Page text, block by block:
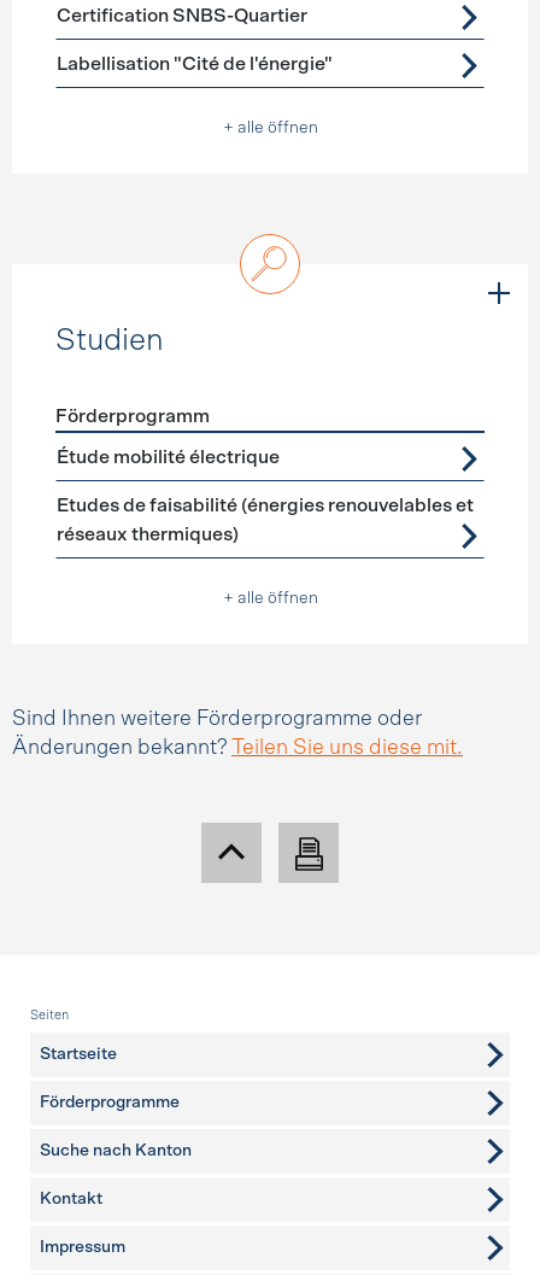
Certification SNBS-Quartier
Labellisation "Cité de l'énergie"
+ alle öffnen
Studien
Förderprogramme Studien
Förderprogramm
Étude mobilité électrique
Etudes de faisabilité (énergies renouvelables et
réseaux thermiques)
+ alle öffnen
Sind Ihnen weitere Förderprogramme oder
Änderungen bekannt?
Teilen Sie uns diese mit.
Fusszeile
Seiten
Startseite
Förderprogramme
Suche nach Kanton
weitere Seiten
Kontakt
Impressum